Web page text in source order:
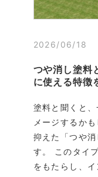
2026/06/18
つや消し塗料
に使える特徴
塗料と聞くと
メージするか
抑えた「つや
す。 このタイ
をもたらし、